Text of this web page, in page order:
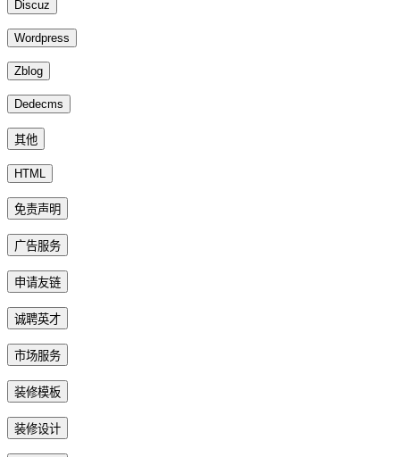
Discuz
Wordpress
Zblog
Dedecms
其他
HTML
免责声明
广告服务
申请友链
诚聘英才
市场服务
装修模板
装修设计